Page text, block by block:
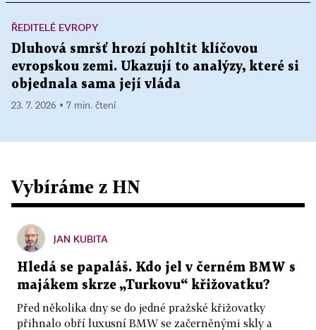
ŘEDITELÉ EVROPY
Dluhová smršť hrozí pohltit klíčovou
evropskou zemi. Ukazují to analýzy, které si
objednala sama její vláda
23. 7. 2026 ▪ 7 min. čtení
Vybíráme z HN
JAN KUBITA
Hledá se papaláš. Kdo jel v černém BMW s
majákem skrze „Turkovu“ křižovatku?
Před několika dny se do jedné pražské křižovatky
přihnalo obří luxusní BMW se začerněnými skly a